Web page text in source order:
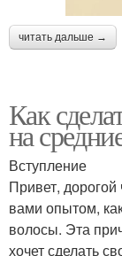
читать дальше →
Как
на
Вступление
Привет, дорогой
вами опытом,
волосы. Эта
хочет сделать